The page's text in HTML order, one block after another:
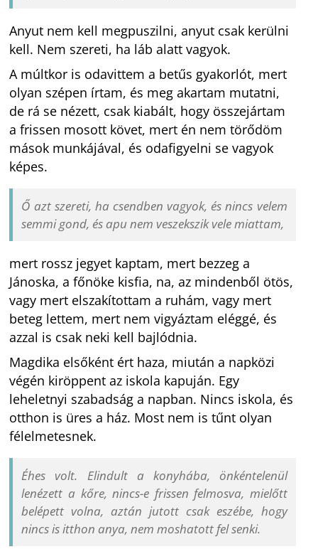
Anyut nem kell megpuszilni, anyut csak kerülni
kell. Nem szereti, ha láb alatt vagyok.
A múltkor is odavittem a betűs gyakorlót, mert
olyan szépen írtam, és meg akartam mutatni,
de rá se nézett, csak kiabált, hogy összejártam
a frissen mosott követ, mert én nem törődöm
mások munkájával, és odafigyelni se vagyok
képes.
Ő azt szereti, ha csendben vagyok, és nincs velem
semmi gond, és apu nem veszekszik vele miattam,
mert rossz jegyet kaptam, mert bezzeg a
Jánoska, a főnöke kisfia, na, az mindenből ötös,
vagy mert elszakítottam a ruhám, vagy mert
beteg lettem, mert nem vigyáztam eléggé, és
azzal is csak neki kell bajlódnia.
Magdika elsőként ért haza, miután a napközi
végén kiröppent az iskola kapuján. Egy
leheletnyi szabadság a napban. Nincs iskola, és
otthon is üres a ház. Most nem is tűnt olyan
félelmetesnek.
Éhes volt. Elindult a konyhába, önkéntelenül
lenézett a kőre, nincs-e frissen felmosva, mielőtt
belépett volna, aztán jutott csak eszébe, hogy
nincs is itthon anya, nem moshatott fel senki.